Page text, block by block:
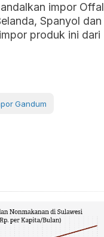
impor Offal
Spanyol dan
produk ini dari
Gandum